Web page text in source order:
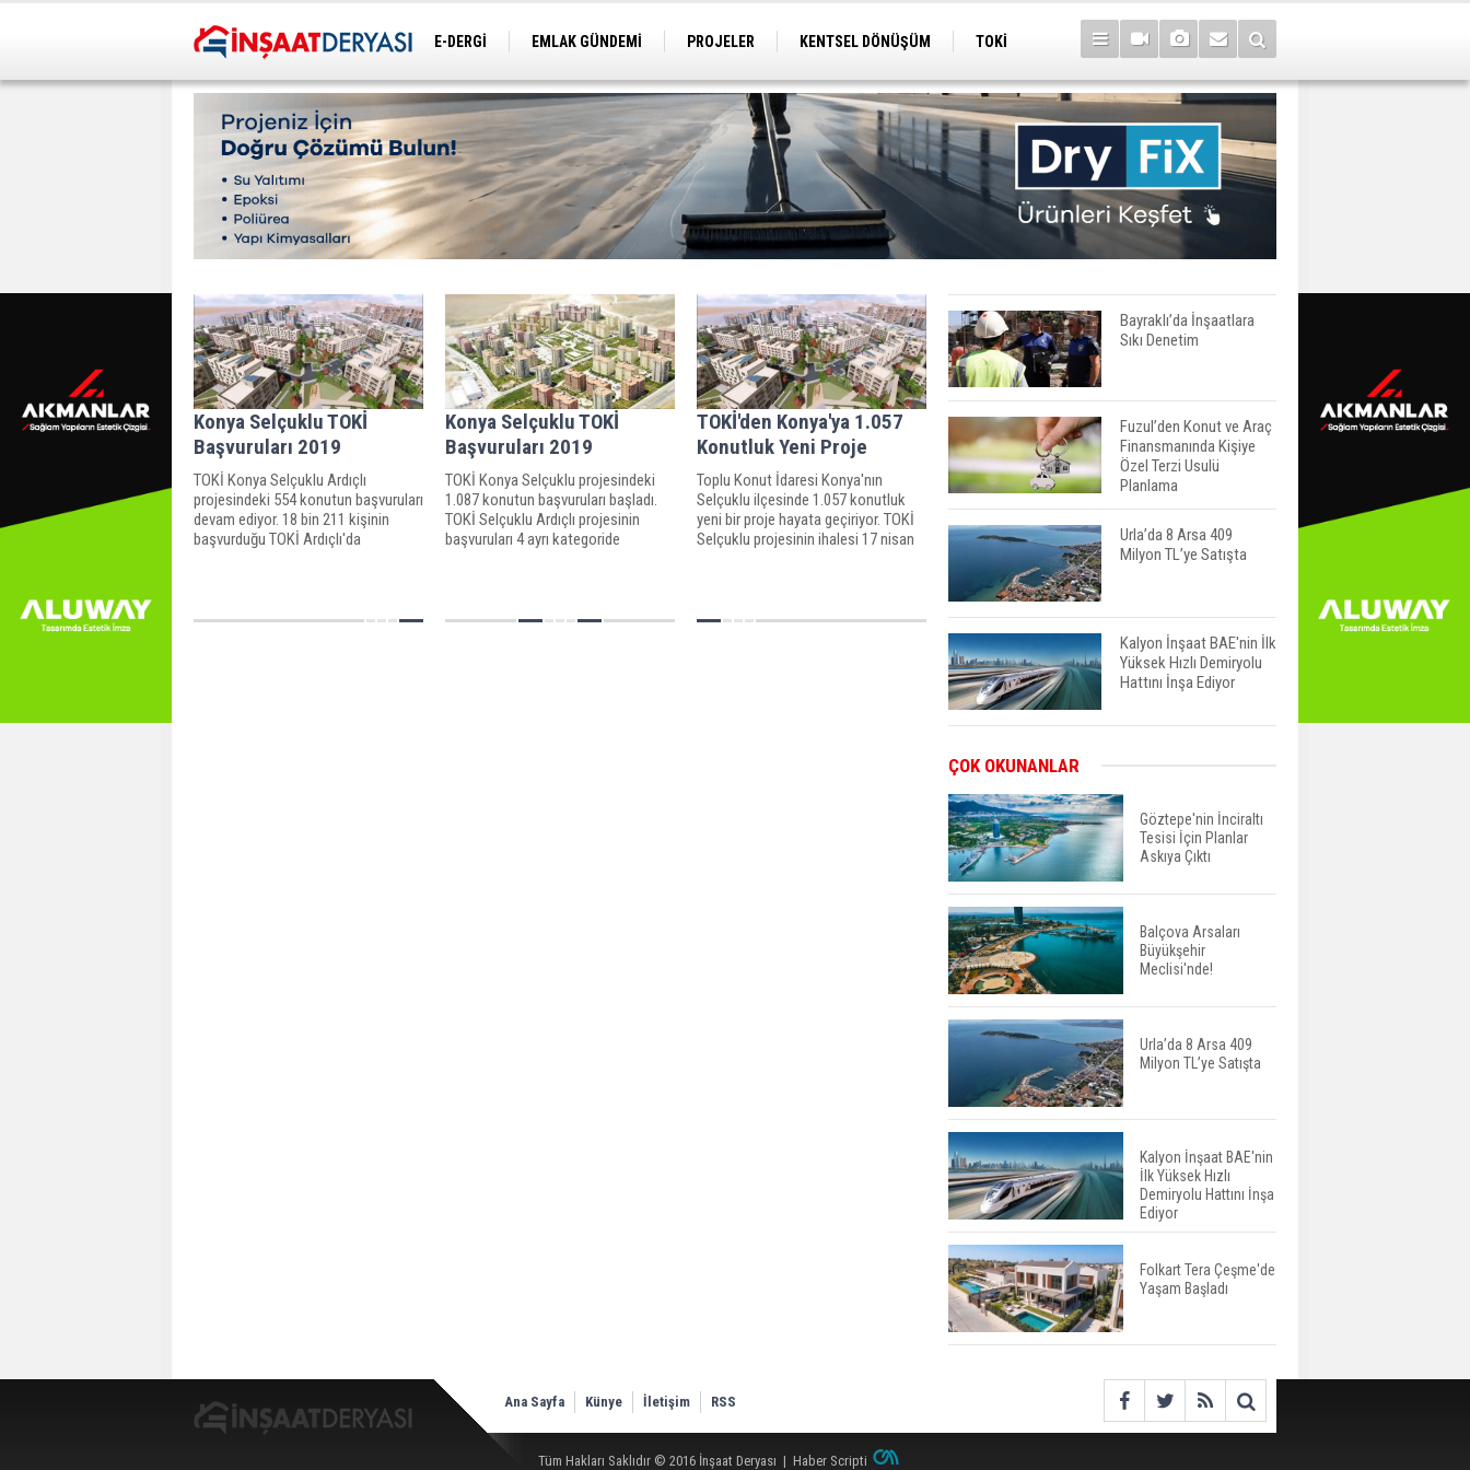
E-DERGİ EMLAK GÜNDEMİ PROJELER KENTSEL DÖNÜŞÜM
TOKİ
Konya Selçuklu TOKİ
Başvuruları 2019
TOKİ Konya Selçuklu Ardıçlı
projesindeki 554 konutun başvuruları
devam ediyor. 18 bin 211 kişinin
başvurduğu TOKİ Ardıçlı'da
Konya Selçuklu TOKİ
Başvuruları 2019
TOKİ Konya Selçuklu projesindeki
1.087 konutun başvuruları başladı.
TOKİ Selçuklu Ardıçlı projesinin
başvuruları 4 ayrı kategoride
TOKİ'den Konya'ya 1.057
Konutluk Yeni Proje
Toplu Konut İdaresi Konya'nın
Selçuklu ilçesinde 1.057 konutluk
yeni bir proje hayata geçiriyor. TOKİ
Selçuklu projesinin ihalesi 17 nisan
Bayraklı’da İnşaatlara
Sıkı Denetim
Fuzul’den Konut ve Araç
Finansmanında Kişiye
Özel Terzi Usulü
Planlama
Urla’da 8 Arsa 409
Milyon TL’ye Satışta
Kalyon İnşaat BAE'nin İlk
Yüksek Hızlı Demiryolu
Hattını İnşa Ediyor
Yüksek Seviyesinde
TOKİ 51 İlde 540 Konut
ve İş Yerini Satışa
Sunuyor
Yatırımcıların Bina Tercihi
Öne Çıkıyor
TOKİ'nin Kiralık Sosyal
Konut Modeli Kiraları
Düşürür Mü?
İkinci El Konut Fiyatları
İspanya'da Bir Yılda
Yüzde 16,2 Arttı
Konut Satışları Güçlü
Seyrini Korudu Yabancıya
Satış Geriledi
ÇOK OKUNANLAR
Göztepe'nin İnciraltı
Tesisi İçin Planlar
Askıya Çıktı
Balçova Arsaları
Büyükşehir
Meclisi'nde!
Urla’da 8 Arsa 409
Milyon TL’ye Satışta
Kalyon İnşaat BAE'nin
İlk Yüksek Hızlı
Demiryolu Hattını İnşa
Ediyor
Folkart Tera Çeşme'de
Yaşam Başladı
Ana Sayfa Künye İletişim RSS
Tüm Hakları Saklıdır © 2016 İnşaat Deryası | Haber Scripti